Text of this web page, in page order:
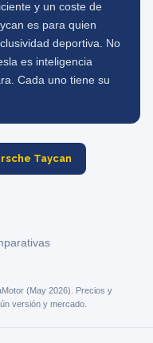
y un coste de
es para quien
deportiva. No
es inteligencia
Cada uno tiene su
Taycan
(May 2026). Precios y
versión y mercado.